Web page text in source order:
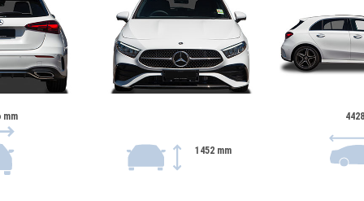
mm
1452 mm